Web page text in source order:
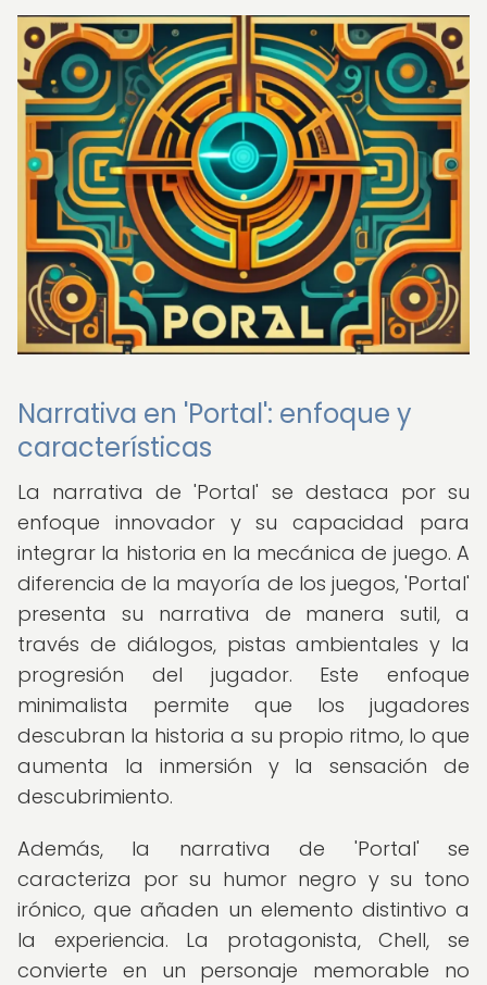
Narrativa en 'Portal': enfoque y
características
La narrativa de 'Portal' se destaca por su
enfoque innovador y su capacidad para
integrar la historia en la mecánica de juego. A
diferencia de la mayoría de los juegos, 'Portal'
presenta su narrativa de manera sutil, a
través de diálogos, pistas ambientales y la
progresión del jugador. Este enfoque
minimalista permite que los jugadores
descubran la historia a su propio ritmo, lo que
aumenta la inmersión y la sensación de
descubrimiento.
Además, la narrativa de 'Portal' se
caracteriza por su humor negro y su tono
irónico, que añaden un elemento distintivo a
la experiencia. La protagonista, Chell, se
convierte en un personaje memorable no